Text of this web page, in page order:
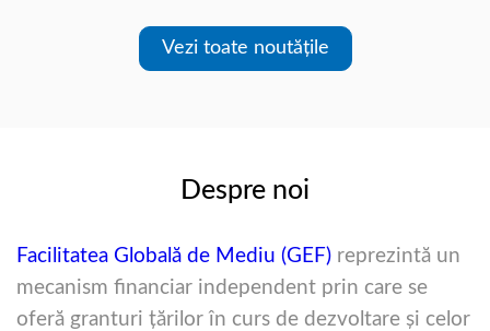
Vezi toate noutățile
Despre noi
Facilitatea Globală de Mediu (GEF) reprezintă un
mecanism financiar independent prin care se
oferă granturi ţărilor în curs de dezvoltare şi celor